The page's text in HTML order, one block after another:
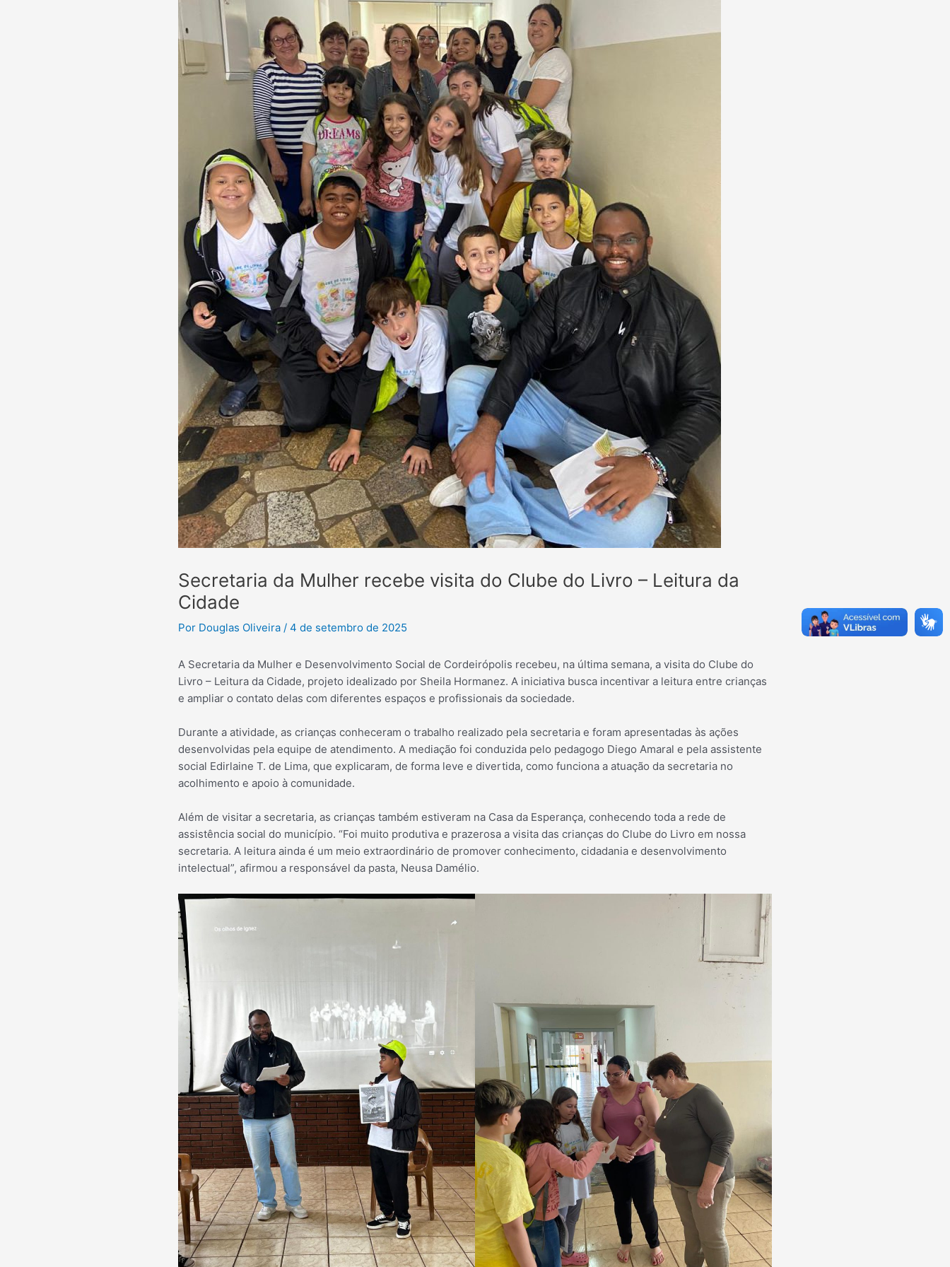
Secretaria da Mulher recebe visita do Clube do Livro – Leitura da
Cidade
Por Douglas Oliveira / 4 de setembro de 2025
A Secretaria da Mulher e Desenvolvimento Social de Cordeirópolis recebeu, na última semana, a visita do Clube do
Livro – Leitura da Cidade, projeto idealizado por Sheila Hormanez. A iniciativa busca incentivar a leitura entre crianças
e ampliar o contato delas com diferentes espaços e profissionais da sociedade.
Durante a atividade, as crianças conheceram o trabalho realizado pela secretaria e foram apresentadas às ações
desenvolvidas pela equipe de atendimento. A mediação foi conduzida pelo pedagogo Diego Amaral e pela assistente
social Edirlaine T. de Lima, que explicaram, de forma leve e divertida, como funciona a atuação da secretaria no
acolhimento e apoio à comunidade.
Além de visitar a secretaria, as crianças também estiveram na Casa da Esperança, conhecendo toda a rede de
assistência social do município. “Foi muito produtiva e prazerosa a visita das crianças do Clube do Livro em nossa
secretaria. A leitura ainda é um meio extraordinário de promover conhecimento, cidadania e desenvolvimento
intelectual”, afirmou a responsável da pasta, Neusa Damélio.